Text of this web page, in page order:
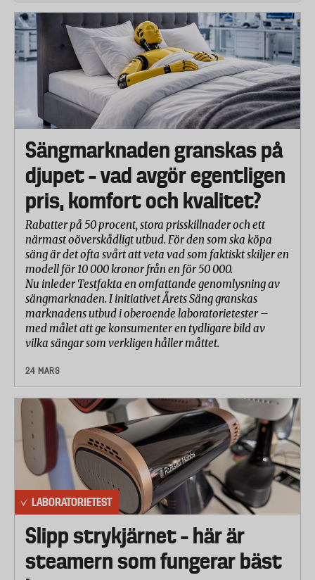
Sängmarknaden granskas på
djupet – vad avgör egentligen
pris, komfort och kvalitet?
Rabatter på 50 procent, stora prisskillnader och ett
närmast oöverskådligt utbud. För den som ska köpa
säng är det ofta svårt att veta vad som faktiskt skiljer en
modell för 10 000 kronor från en för 50 000.
Nu inleder Testfakta en omfattande genomlysning av
sängmarknaden. I initiativet Årets Säng granskas
marknadens utbud i oberoende laboratorietester –
med målet att ge konsumenter en tydligare bild av
vilka sängar som verkligen håller måttet.
24 MARS
LABORATORIETEST
Slipp strykjärnet – här är
steamern som fungerar bäst